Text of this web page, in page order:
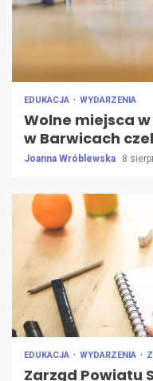
EDUKACJA WYDARZENIA
Wolne miejsca w
w Barwicach
Joanna Wróblewska 8
EDUKACJA WYDARZENIA
Zarząd Powiatu